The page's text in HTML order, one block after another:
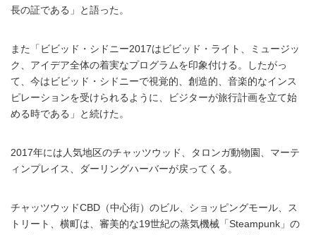
長の証である」と語った。
また「ビビッド・シドニー2017はビビッド・ライト、ミュージッ
ク、アイデア全体の着実なプログラムを印象付ける。したがっ
て、今はビビッド・シドニーで視覚的、創造的、音楽的なインス
ピレーションを受けられるように、ビジターが旅行計画を立て始
める時である」と続けた。
2017年には人気地区のチャッツウッド、タロンガ動物園、マーテ
ィンプレイス、ダーリングハーバーが戻ってくる。
チャッツウッドCBD（中心街）のビル、ショッピングモール、ス
トリート、横町は、審美的な19世紀の蒸気機械「Steampunk」の